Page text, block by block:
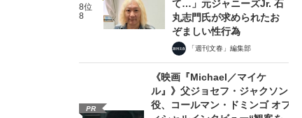
8位
8
て…」元ジャニーズJr. 石
丸志門氏が求められたお
ぞましい性行為
「週刊文春」編集部
PR
《映画『Michael／マイケ
ル』》父ジョセフ・ジャクソン
役、コールマン・ドミンゴ オフ